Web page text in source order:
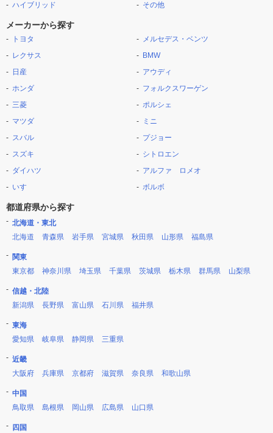
ハイブリッド
その他
メーカーから探す
トヨタ
レクサス
日産
ホンダ
三菱
マツダ
スバル
スズキ
ダイハツ
いすゞ
メルセデス・ベンツ
BMW
アウディ
フォルクスワーゲン
ポルシェ
ミニ
プジョー
シトロエン
アルファ ロメオ
ボルボ
都道府県から探す
北海道・東北
北海道
青森県 岩手県 宮城県 秋田県 山形県 福島県
関東
東京都
神奈川県 埼玉県 千葉県 茨城県 栃木県 群馬県 山梨県
信越・北陸
新潟県
長野県 富山県 石川県 福井県
東海
愛知県
岐阜県 静岡県 三重県
近畿
大阪府
兵庫県 京都府 滋賀県 奈良県 和歌山県
中国
鳥取県
島根県 岡山県 広島県 山口県
四国